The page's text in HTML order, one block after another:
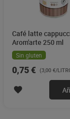
Café latte
Arom'arte 250 ml
Sin gluten
0,75 € (3,00 €/